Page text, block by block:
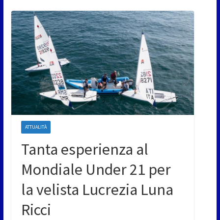
ATTUALITÀ
Tanta esperienza al
Mondiale Under 21 per
la velista Lucrezia Luna
Ricci